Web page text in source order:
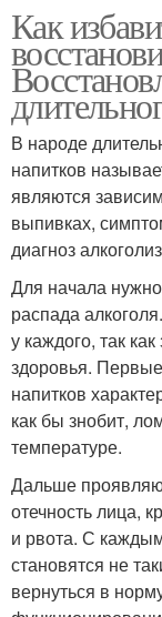
Как
В народе
напитков
являются
выпивках,
диагноз
Для начала
распада
у каждого, так
здоровья.
напитков
как бы знобит,
температуре.
Дальше
отечность лица,
и рвота. С
становятся не
вернуться в